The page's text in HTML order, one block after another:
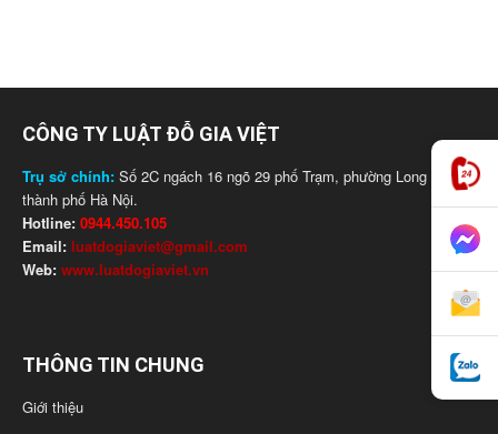
CÔNG TY LUẬT ĐỖ GIA VIỆT
Trụ sở chính: Số 2C ngách 16 ngõ 29 phố Trạm, phường Long Biên,
thành phố Hà Nội.
Hotline: 0944.450.105
Email: luatdogiaviet@gmail.com
Web: www.luatdogiaviet.vn
THÔNG TIN CHUNG
Giới thiệu